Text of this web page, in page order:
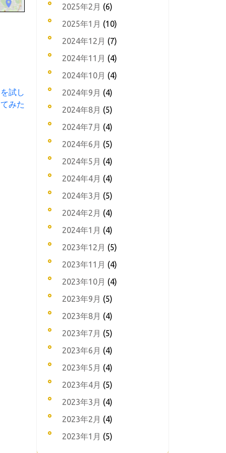
試し
てみた
2025年2月 (6)
2025年1月 (10)
2024年12月 (7)
2024年11月 (4)
2024年10月 (4)
2024年9月 (4)
2024年8月 (5)
2024年7月 (4)
2024年6月 (5)
2024年5月 (4)
2024年4月 (4)
2024年3月 (5)
2024年2月 (4)
2024年1月 (4)
2023年12月 (5)
2023年11月 (4)
2023年10月 (4)
2023年9月 (5)
2023年8月 (4)
2023年7月 (5)
2023年6月 (4)
2023年5月 (4)
2023年4月 (5)
2023年3月 (4)
2023年2月 (4)
2023年1月 (5)